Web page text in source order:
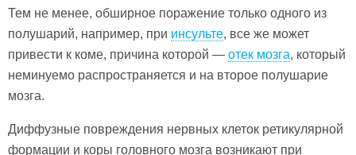
Тем не менее, обширное поражение только одного из
полушарий, например, при инсульте, все же может
привести к коме, причина которой — отек мозга, который
неминуемо распространяется и на второе полушарие
мозга.
Диффузные повреждения нервных клеток ретикулярной
формации и коры головного мозга возникают при